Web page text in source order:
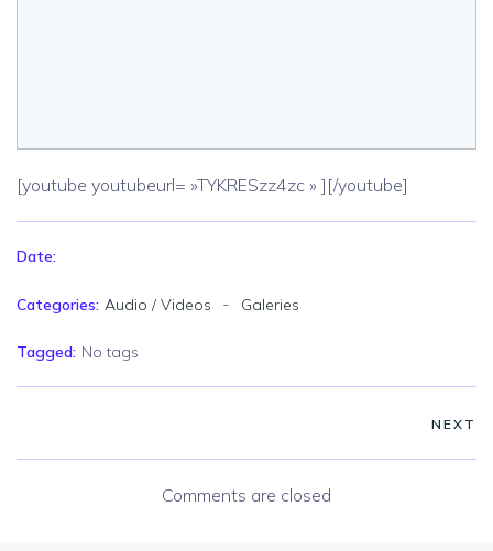
[youtube youtubeurl= »TYKRESzz4zc » ][/youtube]
Date:
Categories: Audio / Videos - Galeries
Tagged: No tags
NEXT
Comments are closed